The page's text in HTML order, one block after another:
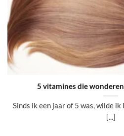
5 vitamines die
Sinds ik een jaar of 5 was, wilde
[...]